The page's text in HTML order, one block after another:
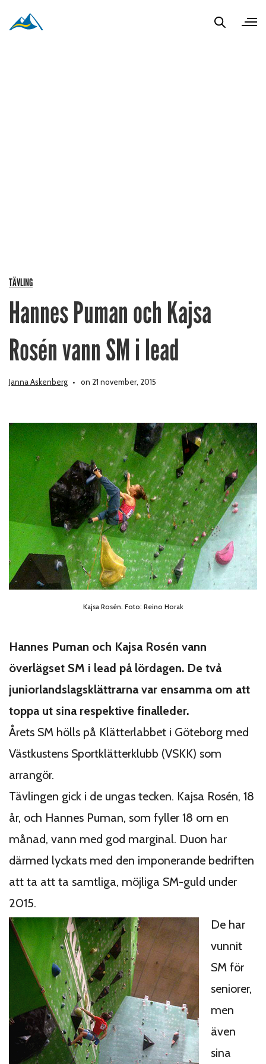
TÄVLING
Hannes Puman och Kajsa
Rosén vann SM i lead
Janna Askenberg on 21 november, 2015
Kajsa Rosén. Foto: Reino Horak
Hannes Puman och Kajsa Rosén vann
överlägset SM i lead på lördagen. De två
juniorlandslagsklättrarna var ensamma om att
toppa ut sina respektive finalleder.
Årets SM hölls på Klätterlabbet i Göteborg med
Västkustens Sportklätterklubb (VSKK) som
arrangör.
Tävlingen gick i de ungas tecken. Kajsa Rosén, 18
år, och Hannes Puman, som fyller 18 om en
månad, vann med god marginal. Duon har
därmed lyckats med den imponerande bedriften
att ta att ta samtliga, möjliga SM-guld under
2015.
De har
vunnit
SM för
seniorer,
men
även
sina